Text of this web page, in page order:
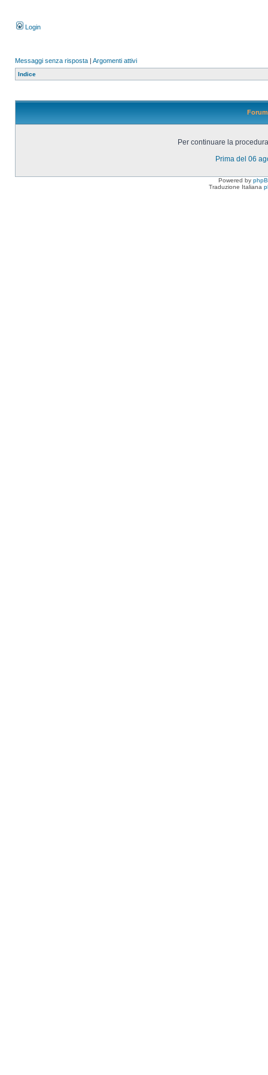
Login
Messaggi senza risposta | Argomenti attivi
Indice
Per continuare la
Prima del 06
Powered by
Traduzione Italiana